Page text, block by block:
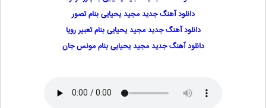
دانلود آهنگ جدید مجید یحیایی بنام تصور
دانلود آهنگ جدید مجید یحیایی بنام تعبیر رویا
دانلود آهنگ جدید مجید یحیایی بنام مونس جان